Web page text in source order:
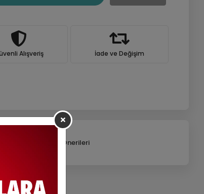
Alışveriş İade ve Değişim
Ürün Önerileri